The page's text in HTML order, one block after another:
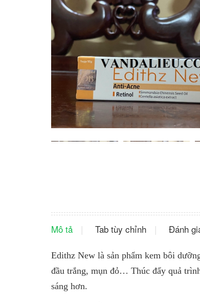
Mô tả Tab tùy chỉnh Đánh
Edithz New là sản phẩm kem bôi
đầu trắng, mụn đỏ… Thúc đẩy quả
sáng hơn.